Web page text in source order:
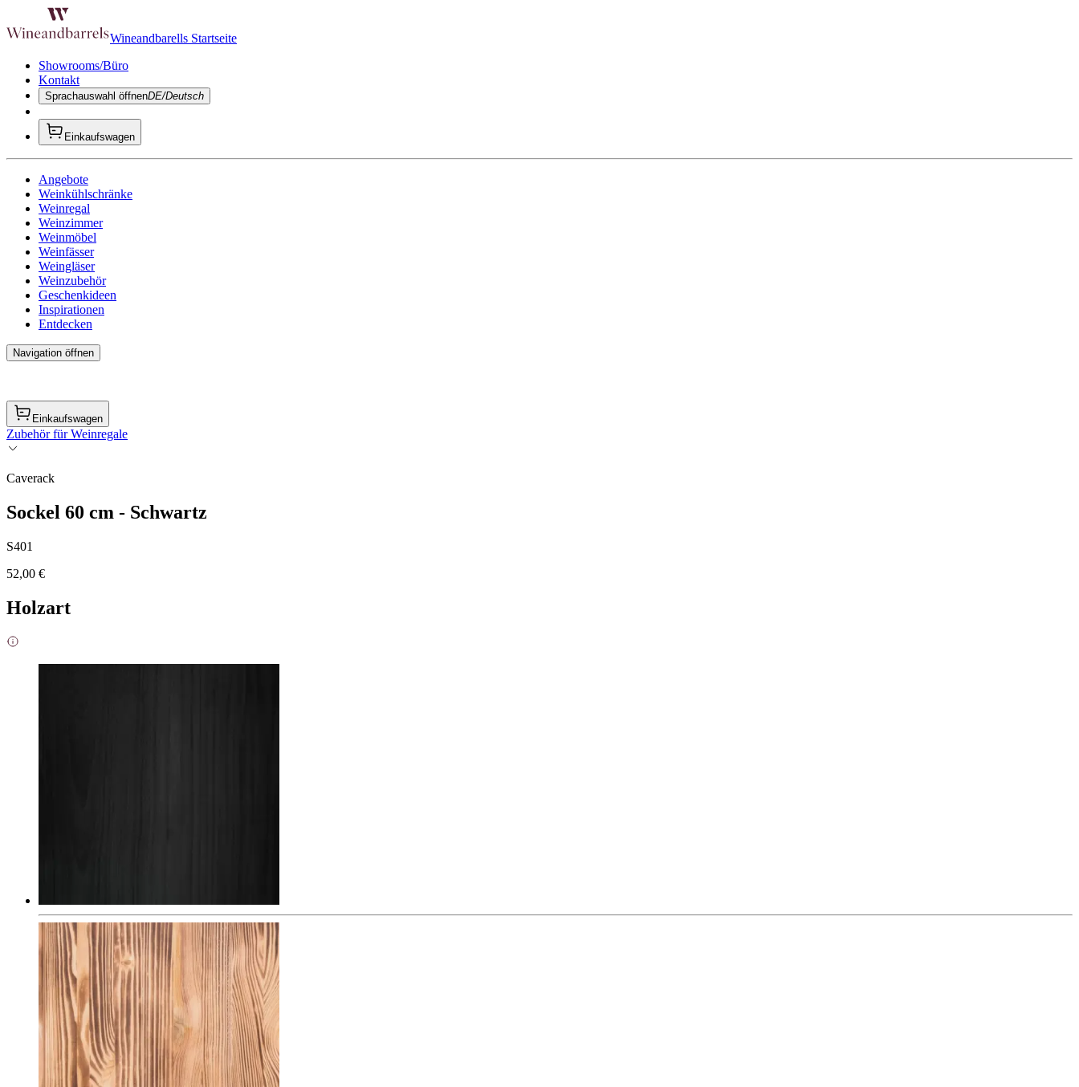
Wineandbarells Startseite
Showrooms/Büro
Kontakt
Sprachauswahl öffnenDE/Deutsch
Einkaufswagen
Angebote
Weinkühlschränke
Weinregal
Weinzimmer
Weinmöbel
Weinfässer
Weingläser
Weinzubehör
Geschenkideen
Inspirationen
Entdecken
Navigation öffnen
Einkaufswagen
Zubehör für Weinregale
Caverack
Sockel 60 cm - Schwartz
S401
52,00 €
Holzart